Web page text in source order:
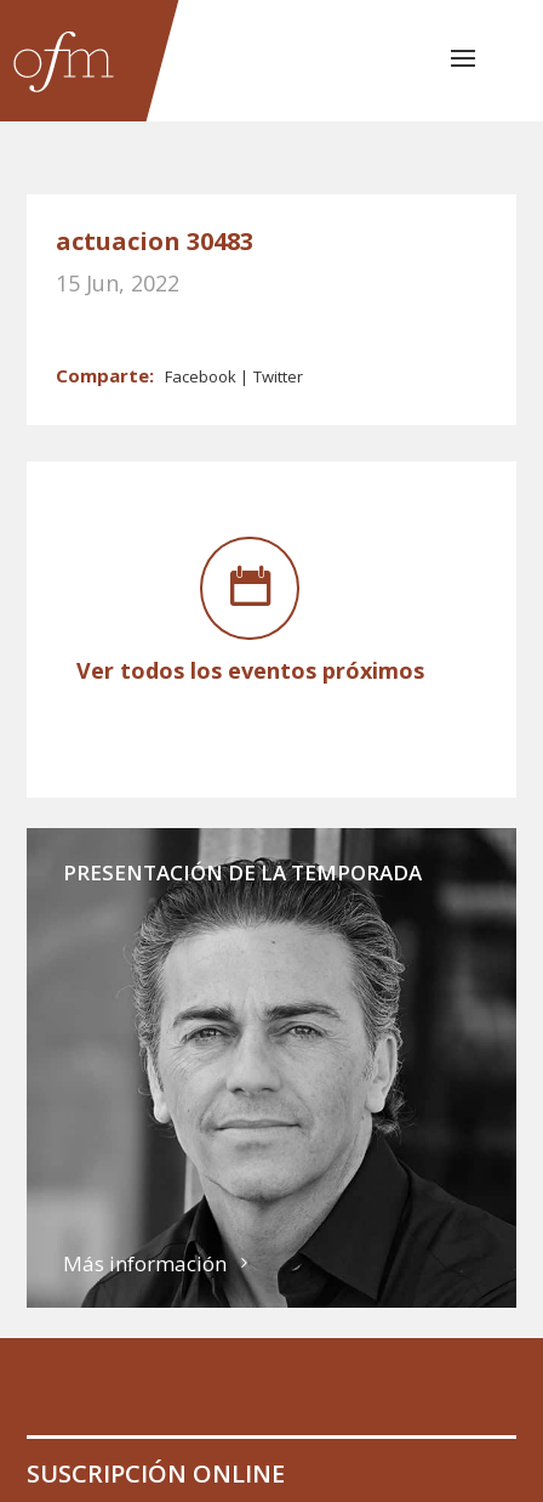
actuacion 30483
15 Jun, 2022
Facebook Twitter
Ver todos los eventos próximos
PRESENTACIÓN DE LA TEMPORADA
Más información
SUSCRIPCIÓN ONLINE